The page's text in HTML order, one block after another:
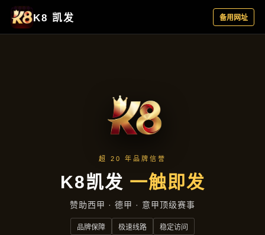
精品项目
首页 精品项目